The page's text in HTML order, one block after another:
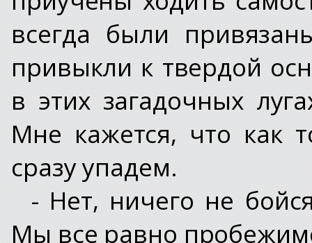
всегда были
привыкли к твердой
в этих загадочных
Мне кажется, что как
сразу упадем.
- Нет, ничего не
Мы все равно